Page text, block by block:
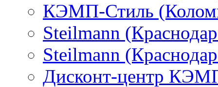
КЭМП-Стиль
Steilmann
Steilmann
Дисконт-центр